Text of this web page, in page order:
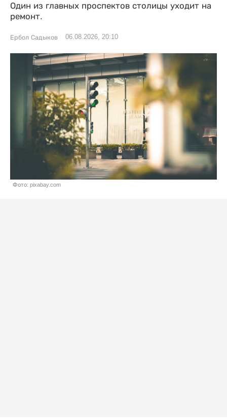
Один из главных проспектов столицы уходит на
ремонт.
Ербол Садыков 06.08.2026, 20:10
Фото: pixabay.com